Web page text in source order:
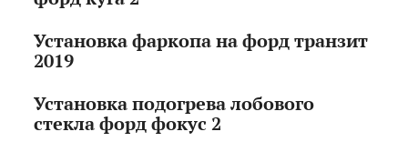
Установка фаркопа на форд транзит
2019
Установка подогрева лобового
стекла форд фокус 2